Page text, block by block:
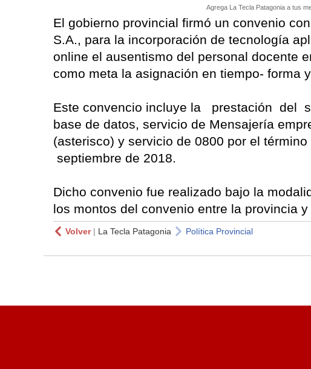
Agrega La Tecla Patagonia a tus
El gobierno provincial firmó un convenio
S.A., para la incorporación de tecnología
online el ausentismo del personal docente
como meta la asignación en tiempo- forma
Este convencio incluye la prestación del
base de datos, servicio de Mensajería
(asterisco) y servicio de 0800 por el
septiembre de 2018.
Dicho convenio fue realizado bajo la
los montos del convenio entre la provincia
Volver| La Tecla Patagonia Política Provincial